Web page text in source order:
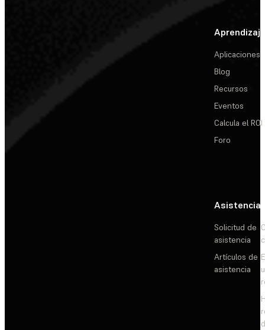
Aprendizaje
Aplicaciones
Blog
Recursos
Eventos
Calcula el ROI
Foro
Asistencia
Solicitud de
asistencia
Artículos de
asistencia